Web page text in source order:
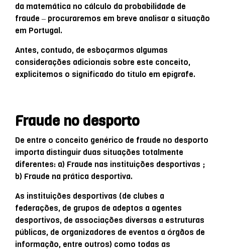
da matemática no cálculo da probabilidade de
fraude ‒ procuraremos em breve analisar a situação
em Portugal.
Antes, contudo, de esboçarmos algumas
considerações adicionais sobre este conceito,
explicitemos o significado do título em epígrafe.
Fraude no desporto
De entre o conceito genérico de fraude no desporto
importa distinguir duas situações totalmente
diferentes: a) Fraude nas instituições desportivas ;
b) Fraude na prática desportiva.
As instituições desportivas (de clubes a
federações, de grupos de adeptos a agentes
desportivos, de associações diversas a estruturas
públicas, de organizadores de eventos a órgãos de
informação, entre outros) como todas as